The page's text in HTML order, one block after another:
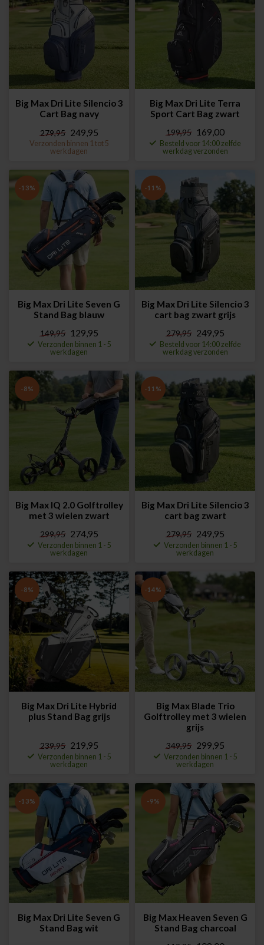
Big Max Dri Lite Silencio 3
Cart Bag navy
279,95 249,95
Verzonden binnen 1 tot 5
werkdagen
Big Max Dri Lite Terra
Sport Cart Bag zwart
199,95 169,00
Besteld voor 14:00 zelfde
werkdag verzonden
-13%
Big Max Dri Lite Seven G
Stand Bag blauw
149,95 129,95
Verzonden binnen 1 - 5
werkdagen
-11%
Big Max Dri Lite Silencio 3
cart bag zwart grijs
279,95 249,95
Besteld voor 14:00 zelfde
werkdag verzonden
-8%
Big Max IQ 2.0 Golftrolley
met 3 wielen zwart
299,95 274,95
Verzonden binnen 1 - 5
werkdagen
-11%
Big Max Dri Lite Silencio 3
cart bag zwart
279,95 249,95
Verzonden binnen 1 - 5
werkdagen
-8%
Big Max Dri Lite Hybrid
plus Stand Bag grijs
239,95 219,95
Verzonden binnen 1 - 5
werkdagen
-14%
Big Max Blade Trio
Golftrolley met 3 wielen
grijs
349,95 299,95
Verzonden binnen 1 - 5
werkdagen
-13%
Big Max Dri Lite Seven G
Stand Bag wit
-9%
Big Max Heaven Seven G
Stand Bag charcoal